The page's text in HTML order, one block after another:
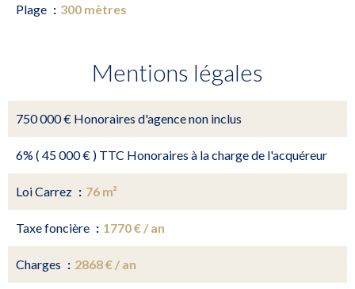
Plage 300 mètres
Mentions légales
750 000 € Honoraires d'agence non inclus
6% ( 45 000 € ) TTC Honoraires à la charge de l'acquéreur
Loi Carrez 76 m²
Taxe foncière 1770 € / an
Charges 2868 € / an